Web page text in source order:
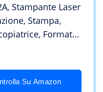
Stampante Laser
Stampa,
Formato
e Retro Manuale,
Su Amazon